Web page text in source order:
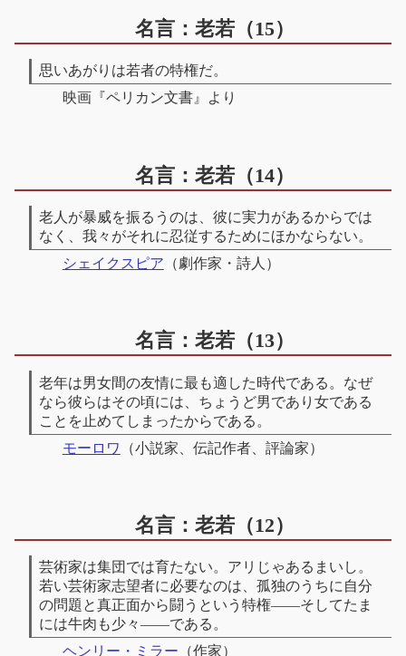
名言：老若（15）
思いあがりは若者の特権だ。
映画『ペリカン文書』より
名言：老若（14）
老人が暴威を振るうのは、彼に実力があるからでは
なく、我々がそれに忍従するためにほかならない。
シェイクスピア （劇作家・詩人）
名言：老若（13）
老年は男女間の友情に最も適した時代である。なぜ
なら彼らはその頃には、ちょうど男であり女である
ことを止めてしまったからである。
モーロワ
（小説家、伝記作者、評論家）
名言：老若（12）
芸術家は集団では育たない。アリじゃあるまいし。
若い芸術家志望者に必要なのは、孤独のうちに自分
の問題と真正面から闘うという特権――そしてたま
には牛肉も少々――である。
ヘンリー・ミラー （作家）